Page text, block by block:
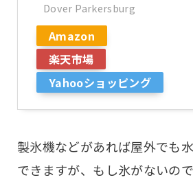
Dover Parkersburg
Amazon
楽天市場
Yahooショッピング
製氷機などがあれば屋外でも
できますが、もし氷がないの